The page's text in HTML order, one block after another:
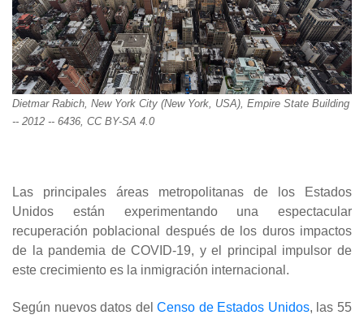
Dietmar Rabich, New York City (New York, USA), Empire State Building
-- 2012 -- 6436, CC BY-SA 4.0
Las principales áreas metropolitanas de los Estados
Unidos están experimentando una espectacular
recuperación poblacional después de los duros impactos
de la pandemia de COVID-19, y el principal impulsor de
este crecimiento es la inmigración internacional.
Según nuevos datos delCenso de Estados Unidos, las 55